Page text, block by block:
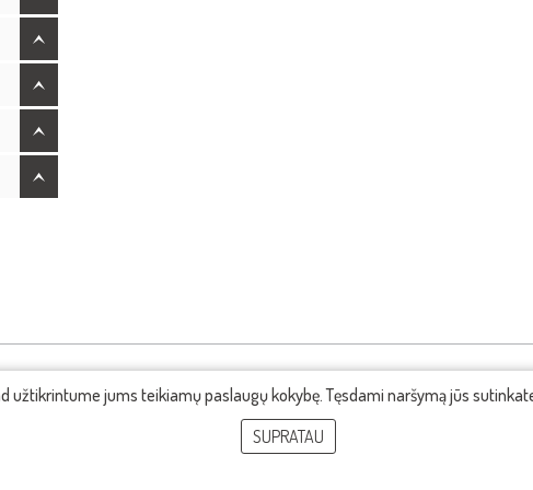
užtikrintume jums teikiamų paslaugų kokybę. Tęsdami naršymą jūs
SUPRATAU